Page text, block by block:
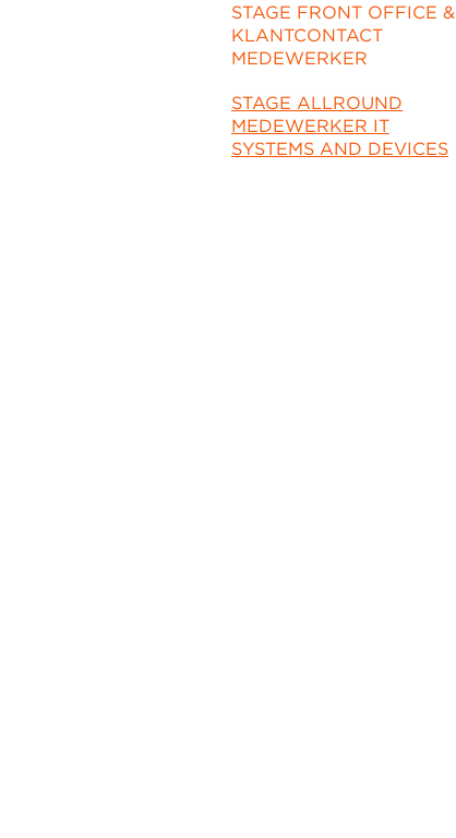
STAGE FRONT OFFICE &
KLANTCONTACT
MEDEWERKER
STAGE ALLROUND
MEDEWERKER IT
SYSTEMS AND DEVICES